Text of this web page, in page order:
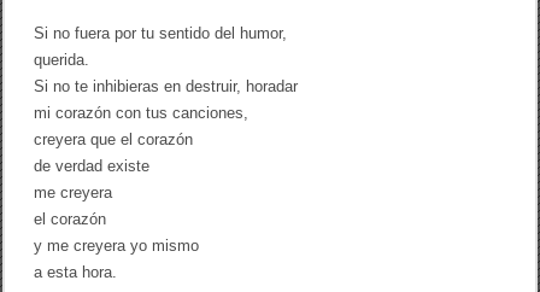
a
”
Si no fuera por tu sentido del humor,
querida.
Si no te inhibieras en destruir, horadar
mi corazón con tus canciones,
creyera que el corazón
de verdad existe
me creyera
el corazón
y me creyera yo mismo
a esta hora.